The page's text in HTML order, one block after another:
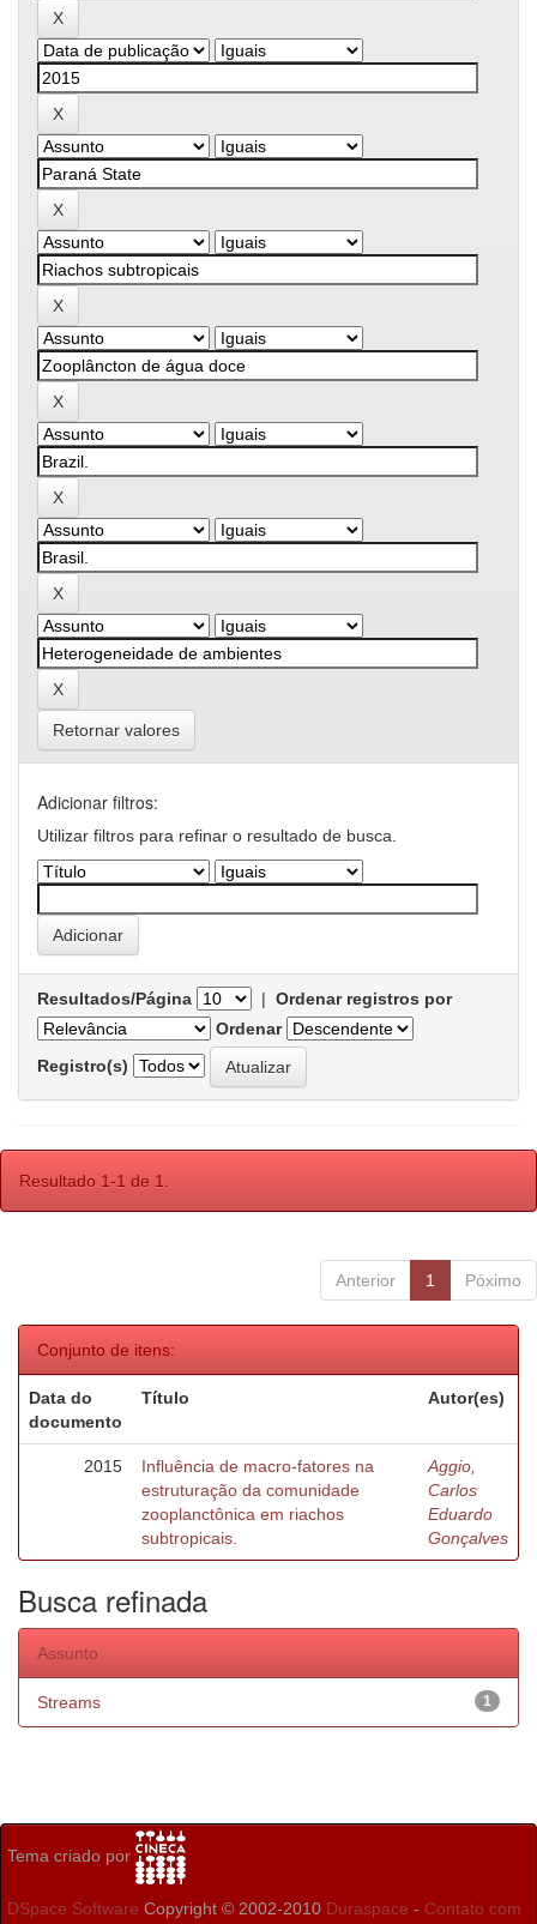
Retornar valores
Adicionar filtros:
Utilizar filtros para refinar o resultado de busca.
Resultados/Página | Ordenar registros por
Ordenar
Registro(s)
Resultado 1-1 de 1.
Anterior 1 Póximo
Conjunto de itens:
Data do
documento
Título Autor(es)
2015
Influência de macro-fatores na
estruturação da comunidade
zooplanctônica em riachos
subtropicais.
Aggio,
Carlos
Eduardo
Gonçalves
Busca refinada
Assunto
1
Streams
Tema criado por
DSpace Software Copyright © 2002-2010 Duraspace - Contato com